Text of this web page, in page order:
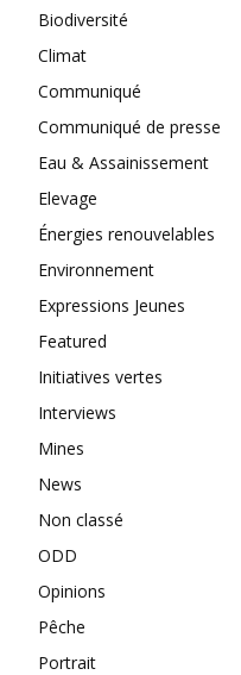
Biodiversité
Climat
Communiqué
Communiqué de presse
Eau & Assainissement
Elevage
Énergies renouvelables
Environnement
Expressions Jeunes
Featured
Initiatives vertes
Interviews
Mines
News
Non classé
ODD
Opinions
Pêche
Portrait